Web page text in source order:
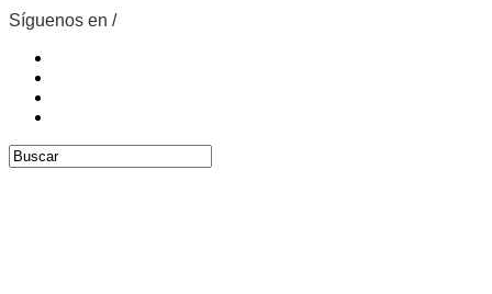
Síguenos en /